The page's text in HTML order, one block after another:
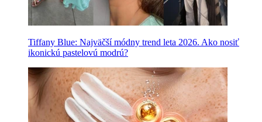
Tiffany Blue: Najväčší módny trend leta 2026. Ako nosiť
ikonickú pastelovú modrú?